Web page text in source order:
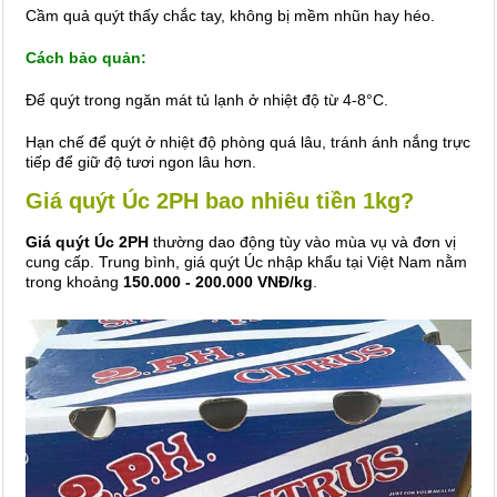
Cầm quả quýt thấy chắc tay, không bị mềm nhũn hay héo.
Cách bảo quản:
Để quýt trong ngăn mát tủ lạnh ở nhiệt độ từ 4-8°C.
Hạn chế để quýt ở nhiệt độ phòng quá lâu, tránh ánh nắng trực
tiếp để giữ độ tươi ngon lâu hơn.
Giá quýt Úc 2PH bao nhiêu tiền 1kg?
Giá quýt Úc 2PH thường dao động tùy vào mùa vụ và đơn vị
cung cấp. Trung bình, giá quýt Úc nhập khẩu tại Việt Nam nằm
trong khoảng 150.000 - 200.000 VNĐ/kg